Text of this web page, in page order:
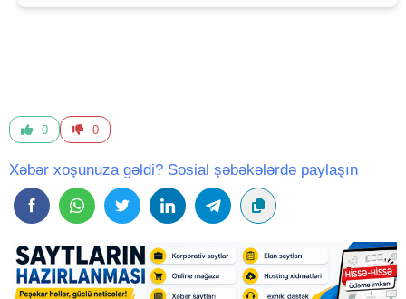
0 0
Xəbər xoşunuza gəldi? Sosial şəbəkələrdə paylaşın